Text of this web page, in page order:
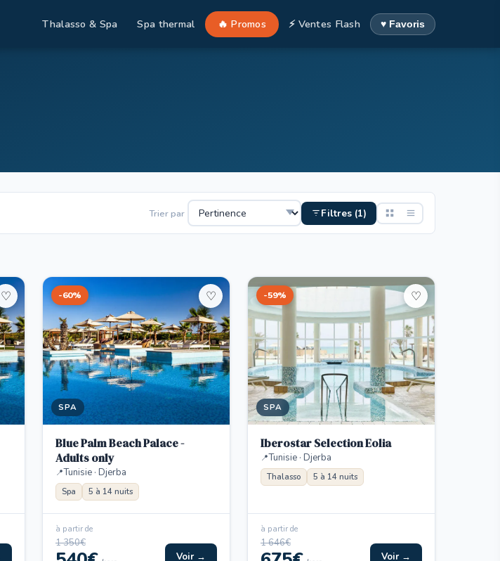
Thalasso & Spa Spa thermal 🔥 Promos ⚡ Ventes Flash ♥ Favoris
Trier par Filtres (1)
♡ -60%
SPA
♡
Blue Palm Beach Palace -
Adults only
Tunisie · Djerba
Spa 5 à 14 nuits
à partir de
1 350€
Voir →
-59%
SPA
♡
Iberostar Selection Eolia
Tunisie · Djerba
Thalasso 5 à 14 nuits
à partir de
1 646€
Voir →